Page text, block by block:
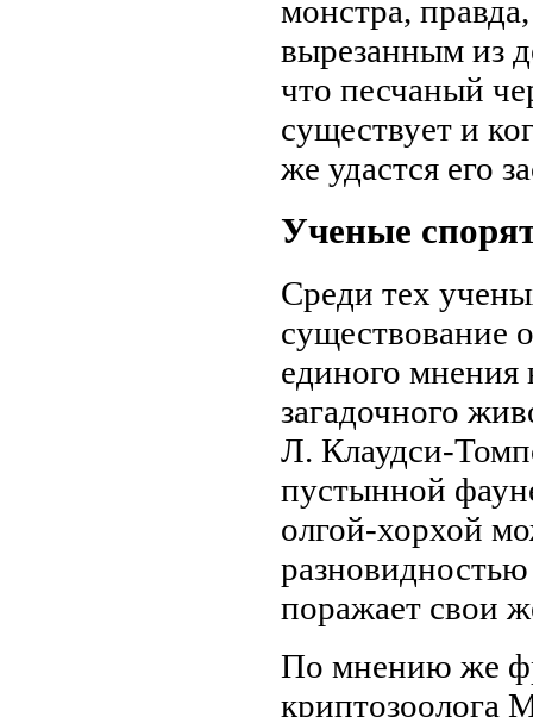
монстра,
вырезанным из
что песчаный
существует и
же удастся его
Ученые
Среди тех
существование
единого мнения
загадочного
Л. Клаудси-
пустынной
олгой-хорхой
поражает свои
По мнению же
криптозоолога